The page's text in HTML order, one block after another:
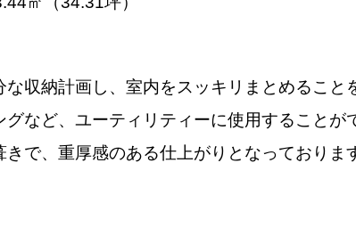
な収納計画し、室内をスッキリまとめるこ
グなど、ユーティリティーに使用することが
きで、重厚感のある仕上がりとなっており